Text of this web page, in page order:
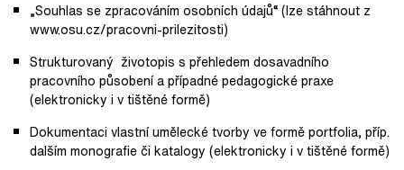
„Souhlas se zpracováním osobních údajů“ (lze stáhnout z
www.osu.cz/pracovni-prilezitosti)
Strukturovaný životopis s přehledem dosavadního
pracovního působení a případné pedagogické praxe
(elektronicky i v tištěné formě)
Dokumentaci vlastní umělecké tvorby ve formě portfolia, příp.
dalším monografie či katalogy (elektronicky i v tištěné formě)